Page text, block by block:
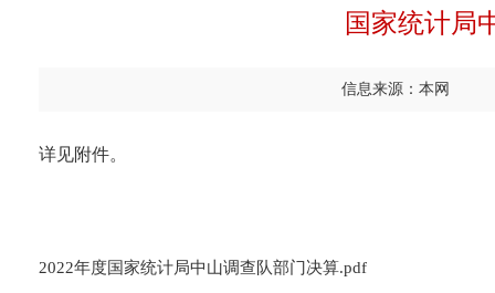
国家统计局
信息来源：本网
详见附件。
2022年度国家统计局中山调查队部门决算.pdf